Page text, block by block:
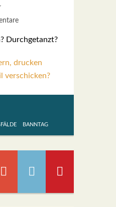
Durch­ge­tanzt?
drucken
verschicken?
BANNTAG